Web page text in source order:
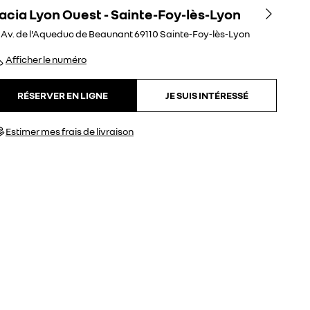
Lyon Ouest - Sainte-Foy-lès-Lyon
Av. de l'Aqueduc de Beaunant69110Sainte-Foy-lès-Lyon
Afficher le numéro
RÉSERVER EN LIGNE JE SUIS INTÉRESSÉ
Estimer mes frais de livraison